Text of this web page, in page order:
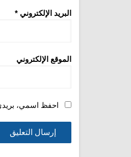
البريد الإلكتروني *
الموقع الإلكتروني
احفظ اسمي، بريدي